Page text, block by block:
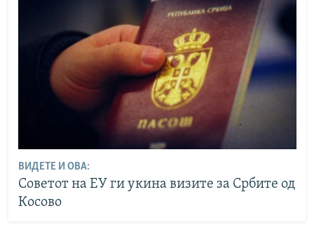
ВИДЕТЕ И ОВА:
Советот на ЕУ ги укина визите за Србите од
Косово